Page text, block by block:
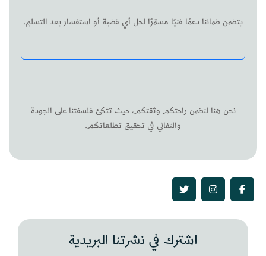
يتضمن ضماننا دعمًا فنيًا مستمرًا لحل أي قضية أو استفسار بعد التسليم.
نحن هنا لنضمن راحتكم وثقتكم، حيث تتكئ فلسفتنا على الجودة
والتفاني في تحقيق تطلعاتكم.
اشترك في نشرتنا البريدية